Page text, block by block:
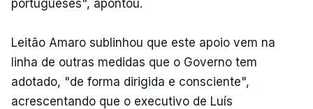
portugueses", apontou.
Leitão Amaro sublinhou que este apoio vem na
linha de outras medidas que o Governo tem
adotado, "de forma dirigida e consciente",
acrescentando que o executivo de Luís